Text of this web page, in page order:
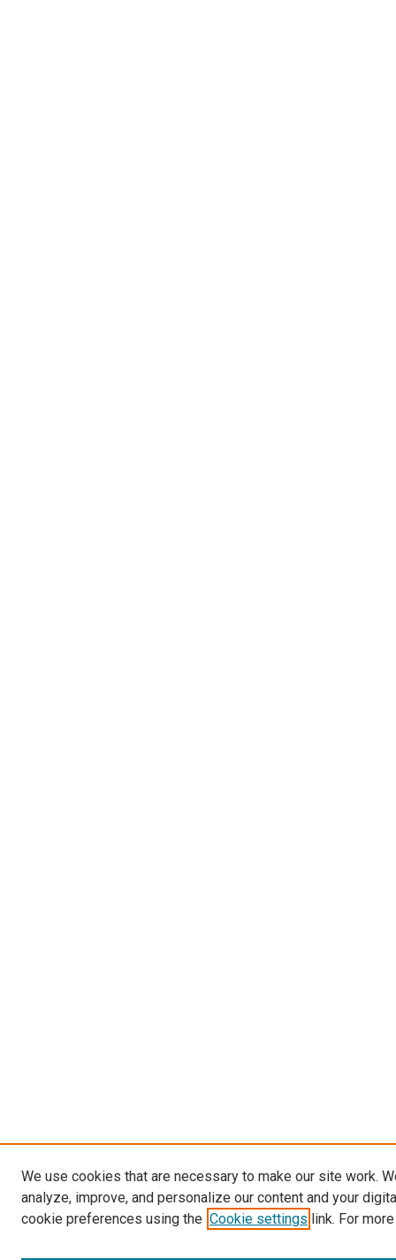
We use cookies that are necessary to make our site work.
analyze, improve, and personalize our content and your
cookie preferences using the Cookie settings link. For